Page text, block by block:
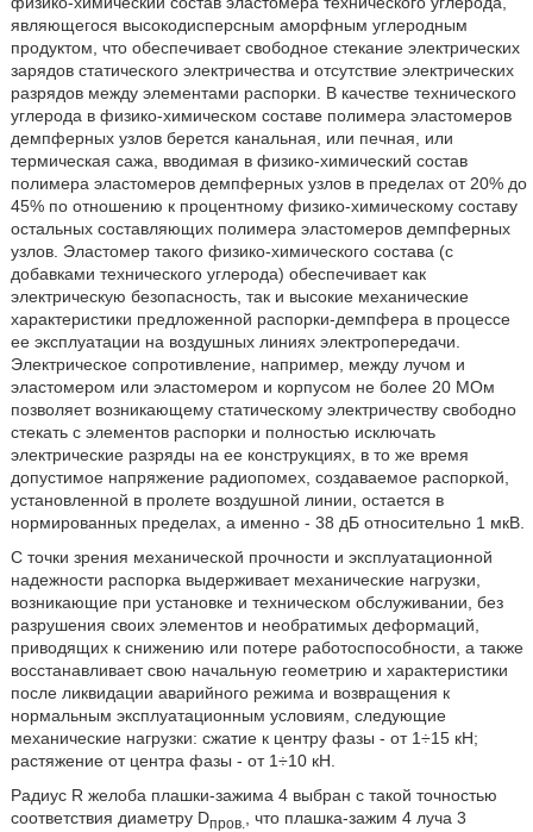
являющегося высокодисперсным аморфным углеродным
продуктом, что обеспечивает свободное стекание электрических
зарядов статического электричества и отсутствие электрических
разрядов между элементами распорки. В качестве технического
углерода в физико-химическом составе полимера эластомеров
демпферных узлов берется канальная, или печная, или
термическая сажа, вводимая в физико-химический состав
полимера эластомеров демпферных узлов в пределах от 20% до
45% по отношению к процентному физико-химическому составу
остальных составляющих полимера эластомеров демпферных
узлов. Эластомер такого физико-химического состава (с
добавками технического углерода) обеспечивает как
электрическую безопасность, так и высокие механические
характеристики предложенной распорки-демпфера в процессе
ее эксплуатации на воздушных линиях электропередачи.
Электрическое сопротивление, например, между лучом и
эластомером или эластомером и корпусом не более 20 МОм
позволяет возникающему статическому электричеству свободно
стекать с элементов распорки и полностью исключать
электрические разряды на ее конструкциях, в то же время
допустимое напряжение радиопомех, создаваемое распоркой,
установленной в пролете воздушной линии, остается в
нормированных пределах, а именно - 38 дБ относительно 1 мкВ.
С точки зрения механической прочности и эксплуатационной
надежности распорка выдерживает механические нагрузки,
возникающие при установке и техническом обслуживании, без
разрушения своих элементов и необратимых деформаций,
приводящих к снижению или потере работоспособности, а также
восстанавливает свою начальную геометрию и характеристики
после ликвидации аварийного режима и возвращения к
нормальным эксплуатационным условиям, следующие
механические нагрузки: сжатие к центру фазы - от 1÷15 кН;
растяжение от центра фазы - от 1÷10 кН.
Радиус R желоба плашки-зажима 4 выбран с такой точностью
соответствия диаметру Dпров.
, что плашка-зажим 4 луча 3